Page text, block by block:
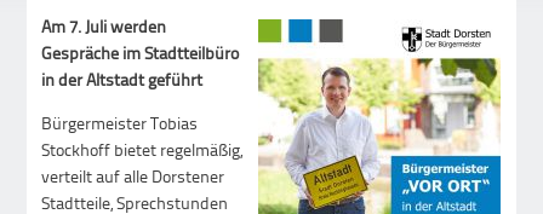
Am 7. Juli werden
Gespräche im Stadtteilbüro
in der Altstadt geführt
Bürgermeister Tobias
Stockhoff bietet regelmäßig,
verteilt auf alle Dorstener
Stadtteile, Sprechstunden